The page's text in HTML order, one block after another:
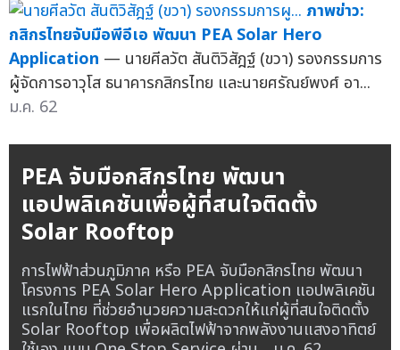
ภาพข่าว:
กสิกรไทยจับมือพีอีเอ พัฒนา PEA Solar Hero
Application — นายศีลวัต สันติวิสัฎฐ์ (ขวา) รองกรรมการ
ผู้จัดการอาวุโส ธนาคารกสิกรไทย และนายศรัณย์พงศ์ อา...
ม.ค. 62
PEA จับมือกสิกรไทย พัฒนา
แอปพลิเคชันเพื่อผู้ที่สนใจติดตั้ง
Solar Rooftop
การไฟฟ้าส่วนภูมิภาค หรือ PEA จับมือกสิกรไทย พัฒนา
โครงการ PEA Solar Hero Application แอปพลิเคชัน
แรกในไทย ที่ช่วยอำนวยความสะดวกให้แก่ผู้ที่สนใจติดตั้ง
Solar Rooftop เพื่อผลิตไฟฟ้าจากพลังงานแสงอาทิตย์